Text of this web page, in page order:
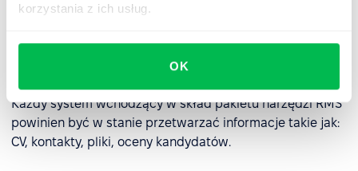
korzystania z ich usług.
OK
1. ATS
Firmy często korzystają z narzędziaATSzamiast RMS, ale
aby maksymalnie wykorzystać potencjał tego
pierwszego, należałoby połączyć oba systemy ze sobą.
Każdy system wchodzący w skład pakietu narzędzi RMS
powinien być w stanie przetwarzać informacje takie jak:
CV, kontakty, pliki, oceny kandydatów.